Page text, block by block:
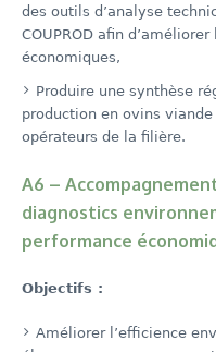
des outils d’analyse
COUPROD afin
économiques,
Produire une synthèse
production en ovins
opérateurs de la filière.
A6 –
diagnostics
performance
Objectifs :
Améliorer l’efficience